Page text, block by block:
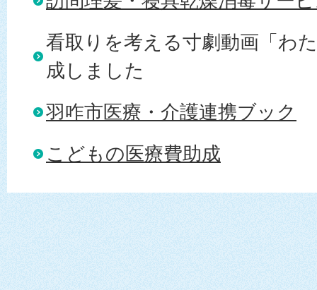
看取りを考える寸劇動画「わ
成しました
羽咋市医療・介護連携ブック
こどもの医療費助成